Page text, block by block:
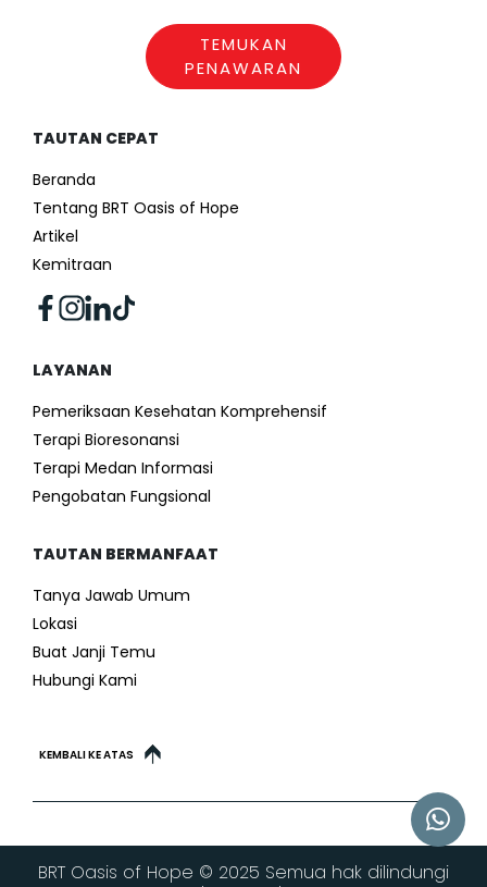
TEMUKAN
PENAWARAN
TAUTAN CEPAT
Beranda
Tentang BRT Oasis of Hope
Artikel
Kemitraan
LAYANAN
Pemeriksaan Kesehatan Komprehensif
Terapi Bioresonansi
Terapi Medan Informasi
Pengobatan Fungsional
TAUTAN BERMANFAAT
Tanya Jawab Umum
Lokasi
Buat Janji Temu
Hubungi Kami
KEMBALI KE ATAS
BRT Oasis of Hope © 2025 Semua hak dilindungi